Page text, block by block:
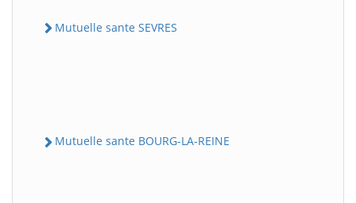
Mutuelle sante SEVRES
Mutuelle sante BOURG-LA-REINE